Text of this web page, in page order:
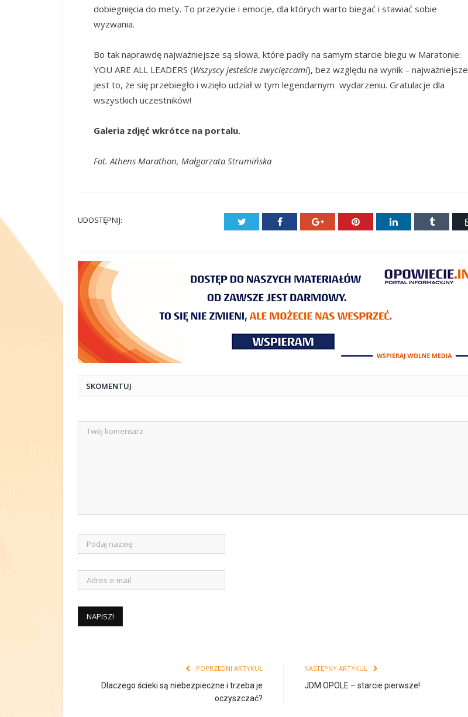
dobiegnięcia do mety. To przeżycie i emocje, dla których warto biegać i stawiać sobie
wyzwania.
Bo tak naprawdę najważniejsze są słowa, które padły na samym starcie biegu w Maratonie:
YOU ARE ALL LEADERS (Wszyscy jesteście zwycięzcami), bez względu na wynik – najważniejsze
jest to, że się przebiegło i wzięło udział w tym legendarnym wydarzeniu. Gratulacje dla
wszystkich uczestników!
Galeria zdjęć wkrótce na portalu.
Fot. Athens Marathon, Małgorzata Strumińska
UDOSTĘPNIJ: Twitter Facebook Google+ Pinterest LinkedIn Tumblr
SKOMENTUJ
POPRZEDNI ARTYKUŁ
Dlaczego ścieki są niebezpieczne i trzeba je
oczyszczać?
NASTĘPNY ARTYKUŁ
JDM OPOLE – starcie pierwsze!